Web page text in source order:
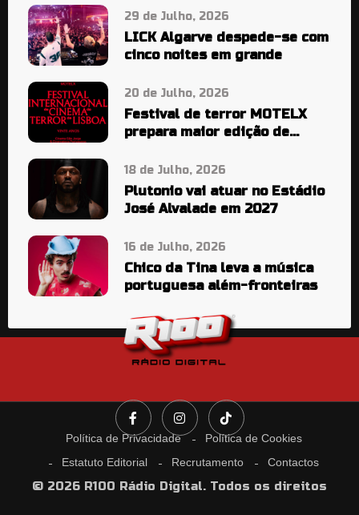
29 de Julho, 2026
LICK Algarve despede-se com
cinco noites em grande
20 de Julho, 2026
Festival de terror MOTELX
prepara maior edição de
18 de Julho, 2026
Plutonio vai atuar no Estádio
José Alvalade em 2027
16 de Julho, 2026
Chico da Tina leva a música
portuguesa além-fronteiras
Política de Privacidade
Política de Cookies
Estatuto Editorial
Recrutamento Contactos
© 2026 R100 Rádio Digital. Todos os direitos